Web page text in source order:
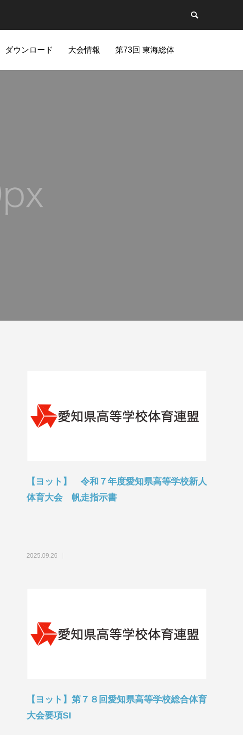
ダウンロード 大会情報 第73回 東海総体
【ヨット】 令和７年度愛知県高等学校新人
体育大会 帆走指示書
2025.09.26
【ヨット】第７８回愛知県高等学校総合体育
大会要項SI